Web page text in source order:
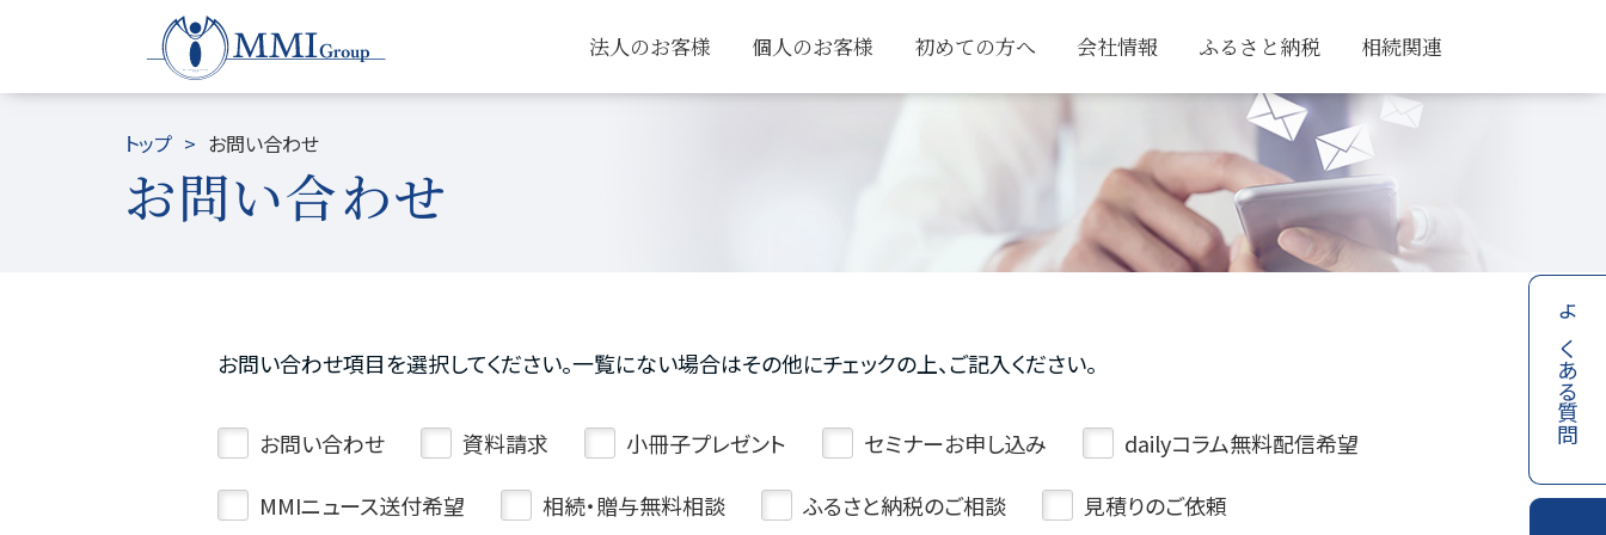
法人のお客様 個人のお客様 初めての方へ 会社情報 ふるさと納税 相続関連
トップ お問い合わせ
お問い合わせ
お問い合わせ項目を選択してください。一覧にない場合はその他にチェックの上、ご記入ください。
お問い合わせ 資料請求 小冊子プレゼント セミナーお申し込み
dailyコラム無料配信希望
MMIニュース送付希望
相続・贈与無料相談 ふるさと納税のご相談 見積りのご依頼
よくある質問